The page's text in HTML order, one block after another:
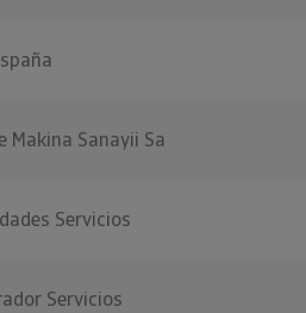
Makina Sanayii Sa
Servicios
Servicios